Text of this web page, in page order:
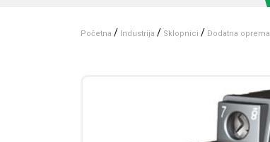
Početna / Industrija / Sklopnici / Dodatna oprema